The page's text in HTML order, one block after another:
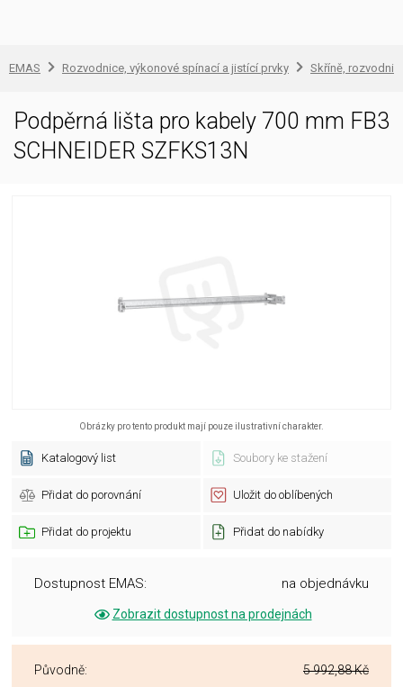
EMAS Rozvodnice, výkonové spínací a jistící prvky Skříně,
Podpěrná lišta pro kabely 700 mm FB3
SCHNEIDER SZFKS13N
Obrázky pro tento produkt mají pouze ilustrativní charakter.
Katalogový list Soubory ke stažení
Přidat do porovnání Uložit do oblíbených
Přidat do projektu Přidat do nabídky
Dostupnost EMAS: na objednávku
Zobrazit dostupnost na prodejnách
Původně:
5 992,88 Kč